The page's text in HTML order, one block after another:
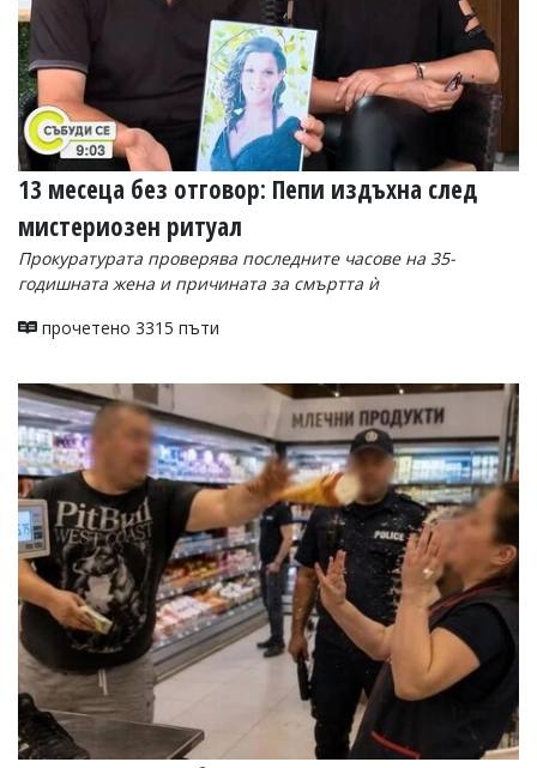
тях!
Ако
откриете
обиден
за
вас
коментар,
моля
сигнализирайте
ни!
13 месеца без отговор: Пепи издъхна след
мистериозен ритуал
Прокуратурата проверява последните часове на 35-
годишната жена и причината за смъртта ѝ
прочетено 3315 пъти